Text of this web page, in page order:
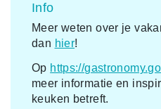
Info
Meer weten over je
dan hier!
Op https://
meer informatie en
keuken betreft.